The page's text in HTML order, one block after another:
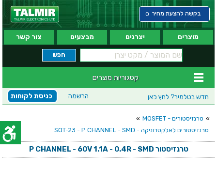
בקשה להצעת מחיר 0
מוצרים יצרנים מבצעים צור קשר
קטגוריות מוצרים
חדש בטלמיר? לחץ כאן כניסת לקוחות הרשמה
» טרנזיסטורים - MOSFET
»
טרנזיסטורים לאלקטרוניקה - SOT-23 - P CHANNEL - SMD
טרנזיסטור P CHANNEL - 60V 1.1A - 0.4R - SMD